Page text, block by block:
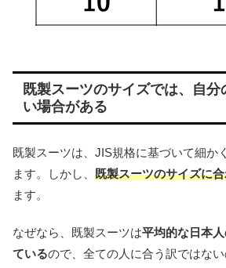
既製スーツのサイズでは、自分
い場合がある
既製スーツは、JIS規格に基づいて細か
ます。しかし、 既製スーツのサイズに
ます。
なぜなら、既製スーツは平均的な日本
ているので、全ての人に合う訳ではない